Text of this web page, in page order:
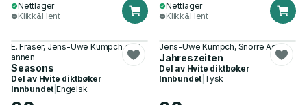
Nettlager
Klikk&Hent
Nettlager
Klikk&Hent
E. Fraser, Jens-Uwe Kumpch og 1
annen
Seasons
Del av Hvite diktbøker
Innbundet |Engelsk
Jens-Uwe Kumpch, Snorre Aske
Jahreszeiten
Del av Hvite diktbøker
Innbundet Tysk